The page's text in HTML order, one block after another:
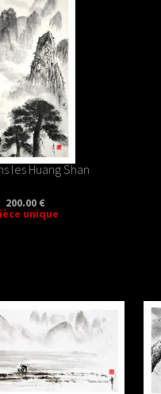
les Huang Shan
200.00 €
unique